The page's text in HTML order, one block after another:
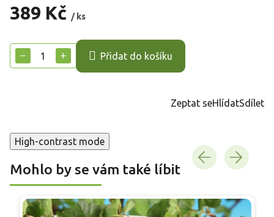
389 Kč / ks
cena:
+
− Přidat do košíku
Zeptat seHlídatSdílet
High-contrast mode
Mohlo by se vám také líbit